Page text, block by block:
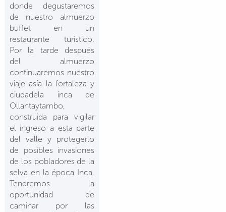
donde degustaremos
de nuestro almuerzo
buffet en un
restaurante turístico.
Por la tarde después
del almuerzo
continuaremos nuestro
viaje asía la fortaleza y
ciudadela inca de
Ollantaytambo,
construida para vigilar
el ingreso a esta parte
del valle y protegerlo
de posibles invasiones
de los pobladores de la
selva en la época Inca.
Tendremos la
oportunidad de
caminar por las